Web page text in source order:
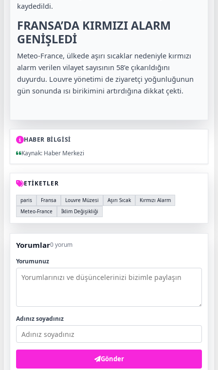
kaydedildi.
FRANSA’DA KIRMIZI ALARM
GENİŞLEDİ
Meteo-France, ülkede aşırı sıcaklar nedeniyle kırmızı
alarm verilen vilayet sayısının 58’e çıkarıldığını
duyurdu. Louvre yönetimi de ziyaretçi yoğunluğunun
gün sonunda ısı birikimini artırdığına dikkat çekti.
HABER BİLGİSİ
Kaynak: Haber Merkezi
ETİKETLER
paris Fransa Louvre Müzesi Aşırı Sıcak
Kırmızı Alarm
Meteo-France
İklim Değişikliği
Yorumlar0 yorum
Yorumunuz
Adınız soyadınız
Gönder